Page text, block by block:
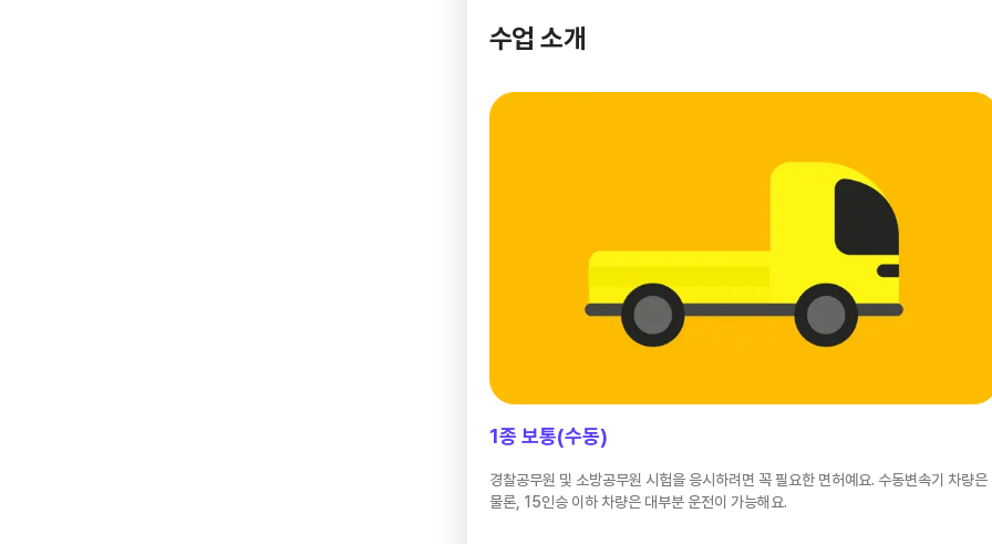
수업 소개
1종 보통(수동)
경찰공무원 및 소방공무원 시험을 응시하려면 꼭 필요한 면허예요. 수동변속기 차량은
물론, 15인승 이하 차량은 대부분 운전이 가능해요.